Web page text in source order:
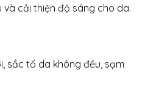
cải thiện độ sáng cho da.
sắc tố da không đều, sạm